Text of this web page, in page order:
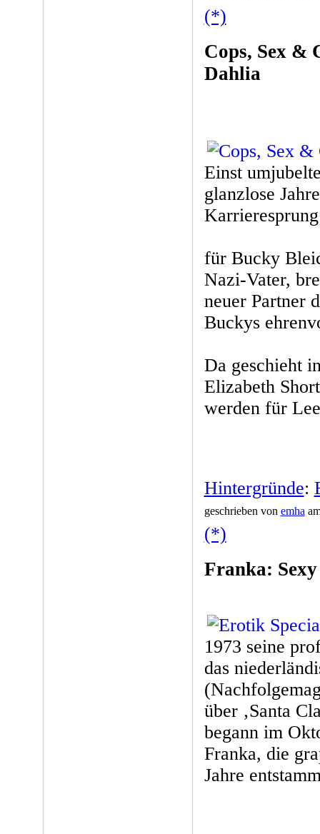
(*)
Cops, Sex &
Dahlia
Einst
glanzlose
für Bucky
Nazi-Vater,
neuer Partner
Buckys
Da geschieht
Elizabeth
werden für
Hintergründe:
geschrieben von emha
(*)
Franka:
1973 seine
das
über ‚Santa
begann im
Franka, die
Jahre